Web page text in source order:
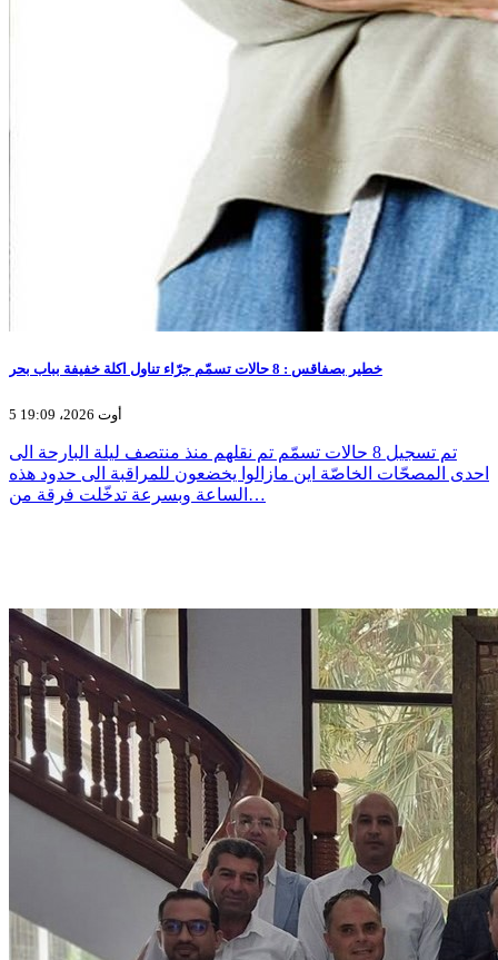
خطير بصفاقس : 8 حالات تسمّم جرّاء تناول اكلة خفيفة بباب بحر
5 أوت 2026، 19:09
تم تسجيل 8 حالات تسمّم تم نقلهم منذ منتصف ليلة البارحة الى
احدى المصحّات الخاصّة اين مازالوا يخضعون للمراقبة الى حدود هذه
الساعة وبسرعة تدخّلت فرقة من…